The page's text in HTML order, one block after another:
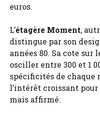
euros.
L’étagère Moment,
distingue par son
années 80. Sa cote sur
osciller entre 300 et 1
spécificités de chaque
l’intérêt croissant pour
mais affirmé.